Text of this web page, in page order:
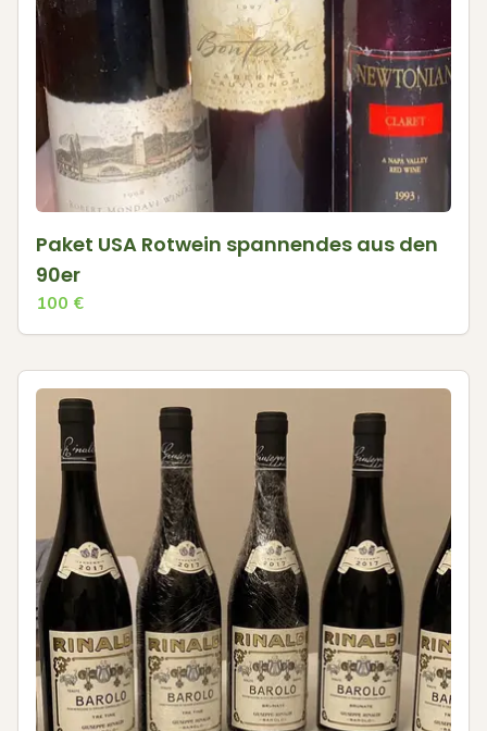
Paket USA Rotwein spannendes aus den
90er
100 €